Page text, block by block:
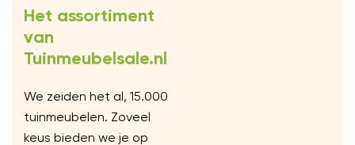
Het assortiment
van
Tuinmeubelsale.nl
We zeiden het al, 15.000
tuinmeubelen. Zoveel
keus bieden we je op